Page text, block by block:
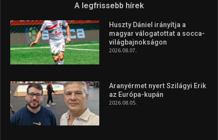
A legfrissebb hírek
Huszty Dániel irányítja a
magyar válogatottat a socca-
világbajnokságon
2026.08.07.
Aranyérmet nyert Szilágyi Erik
az Európa-kupán
2026.08.05.